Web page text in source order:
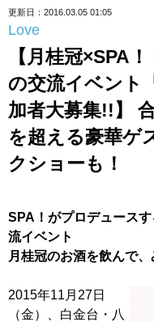
更新日：2016.03.05 01:05
Love
【月桂冠×SPA
の交流イベント
加者大募集!!】
を超える豪華ゲ
クショーも！
SPA！がプロデュース
流イベント
月桂冠のお酒を飲んで
2015年11月27日
（金）、白金台・八